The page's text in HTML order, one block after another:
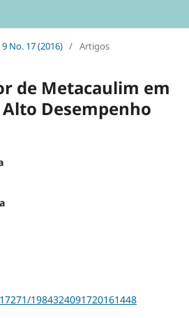
No. 17 (2016) / Artigos
de Metacaulim em
Desempenho
1984324091720161448